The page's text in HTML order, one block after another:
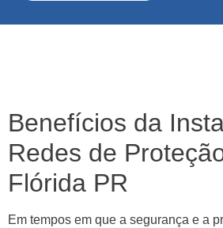
Benefícios da
Redes de
Flórida PR
Em tempos em que a segurança e a